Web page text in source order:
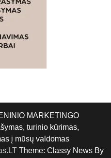
MARKETINGO
turinio kūrimas,
į mūsų valdomas
Theme: Classy News By